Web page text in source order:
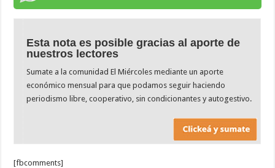
Esta nota es posible gracias al aporte de
nuestros lectores
Sumate a la comunidad El Miércoles mediante un aporte
económico mensual para que podamos seguir haciendo
periodismo libre, cooperativo, sin condicionantes y autogestivo.
[fbcomments]